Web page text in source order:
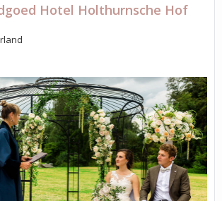
Hotel Holthurnsche Hof